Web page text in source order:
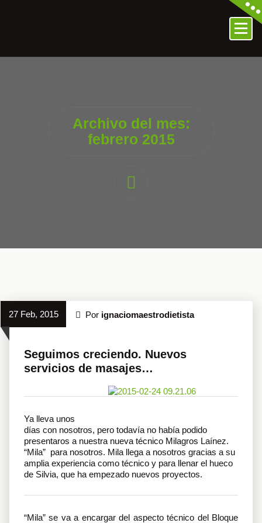
Archivo del mes:
febrero 2015
27 Feb, 2015 Por ignaciomaestrodietista
Seguimos creciendo. Nuevos
servicios de masajes…
Ya lleva unos
días con nosotros, pero todavía no había podido
presentaros a nuestra nueva técnico Milagros Laínez.
“Mila” para nosotros. Mila llega a nosotros gracias a su
amplia experiencia como técnico y para llenar el hueco
de Silvia, que ha empezado nuevos proyectos.
“Mila” se va a encargar del aspecto técnico del Bloque